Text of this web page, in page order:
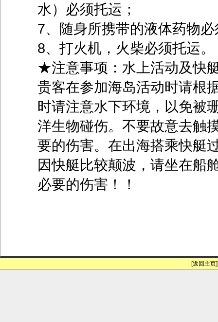
水）必须托运；
7、随身所携带的液体药物
8、打火机，火柴必须托运。
★注意事项：水上活动及快
贵客在参加海岛活动时请根
时请注意水下环境，以免被
洋生物碰伤。不要故意去触
要的伤害。在出海搭乘快艇
因快艇比较颠波，请坐在船
必要的伤害！！
[返回主页]